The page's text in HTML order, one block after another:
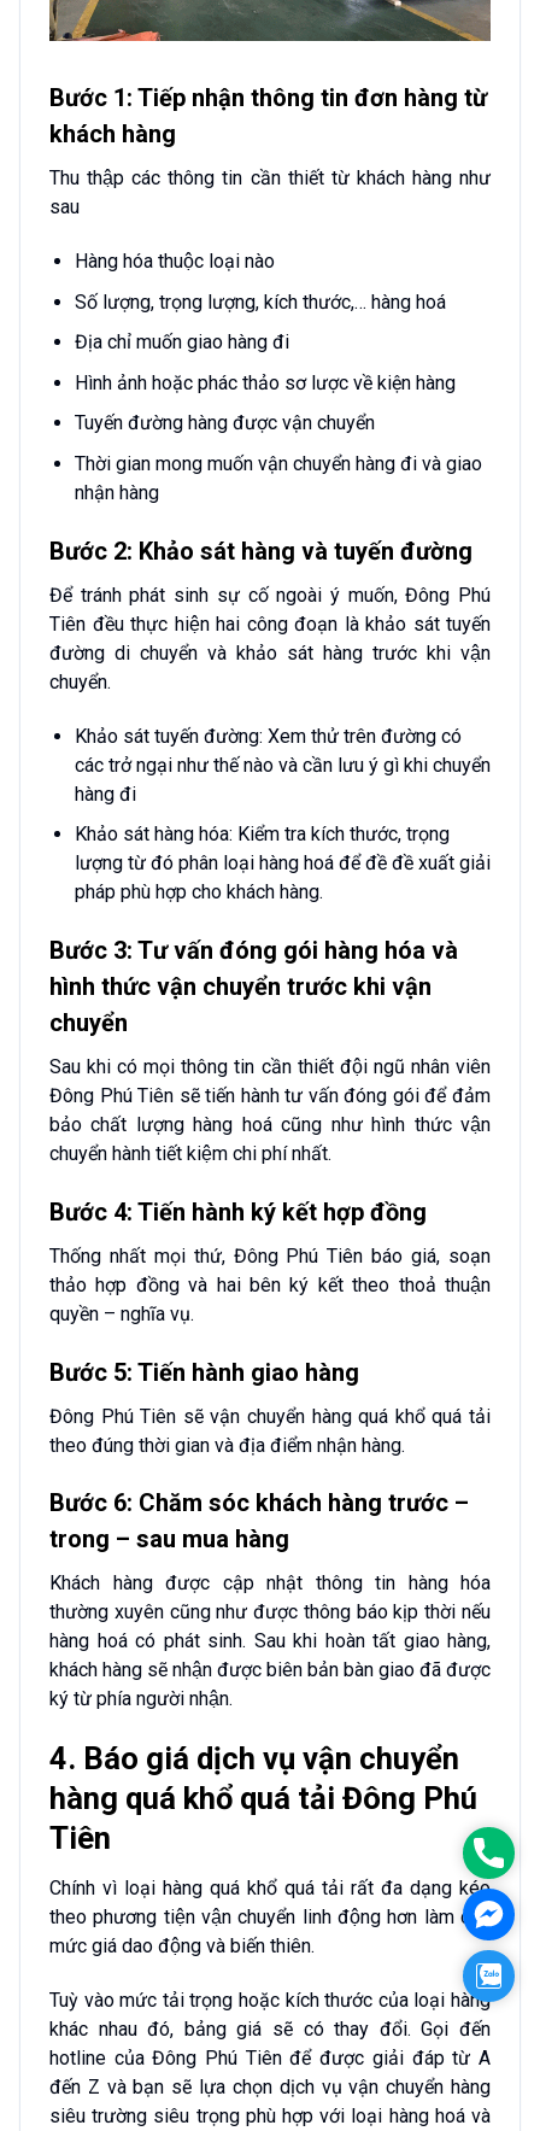
Bước 1: Tiếp nhận thông tin đơn hàng từ
khách hàng
Thu thập các thông tin cần thiết từ khách hàng như
sau
Hàng hóa thuộc loại nào
Số lượng, trọng lượng, kích thước,… hàng hoá
Địa chỉ muốn giao hàng đi
Hình ảnh hoặc phác thảo sơ lược về kiện hàng
Tuyến đường hàng được vận chuyển
Thời gian mong muốn vận chuyển hàng đi và giao
nhận hàng
Bước 2: Khảo sát hàng và tuyến đường
Để tránh phát sinh sự cố ngoài ý muốn, Đông Phú
Tiên đều thực hiện hai công đoạn là khảo sát tuyến
đường di chuyển và khảo sát hàng trước khi vận
chuyển.
Khảo sát tuyến đường: Xem thử trên đường có
các trở ngại như thế nào và cần lưu ý gì khi chuyển
hàng đi
Khảo sát hàng hóa: Kiểm tra kích thước, trọng
lượng từ đó phân loại hàng hoá để đề đề xuất giải
pháp phù hợp cho khách hàng.
Bước 3: Tư vấn đóng gói hàng hóa và
hình thức vận chuyển trước khi vận
chuyển
Sau khi có mọi thông tin cần thiết đội ngũ nhân viên
Đông Phú Tiên sẽ tiến hành tư vấn đóng gói để đảm
bảo chất lượng hàng hoá cũng như hình thức vận
chuyển hành tiết kiệm chi phí nhất.
Bước 4: Tiến hành ký kết hợp đồng
Thống nhất mọi thứ, Đông Phú Tiên báo giá, soạn
thảo hợp đồng và hai bên ký kết theo thoả thuận
quyền – nghĩa vụ.
Bước 5: Tiến hành giao hàng
Đông Phú Tiên sẽ vận chuyển hàng quá khổ quá tải
theo đúng thời gian và địa điểm nhận hàng.
Bước 6: Chăm sóc khách hàng trước –
trong – sau mua hàng
Khách hàng được cập nhật thông tin hàng hóa
thường xuyên cũng như được thông báo kịp thời nếu
hàng hoá có phát sinh. Sau khi hoàn tất giao hàng,
khách hàng sẽ nhận được biên bản bàn giao đã được
ký từ phía người nhận.
4. Báo giá dịch vụ vận chuyển
hàng quá khổ quá tải Đông Phú
Tiên
Chính vì loại hàng quá khổ quá tải rất đa dạng kéo
theo phương tiện vận chuyển linh động hơn làm cho
mức giá dao động và biến thiên.
Tuỳ vào mức tải trọng hoặc kích thước của loại hàng
khác nhau đó, bảng giá sẽ có thay đổi. Gọi đến
hotline của Đông Phú Tiên để được giải đáp từ A
đến Z và bạn sẽ lựa chọn dịch vụ vận chuyển hàng
siêu trường siêu trọng phù hợp với loại hàng hoá và
Zalo